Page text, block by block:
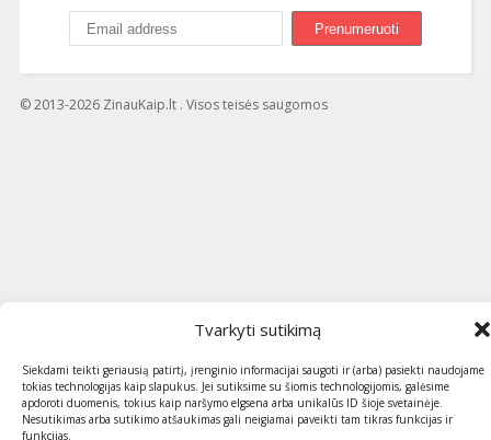
Tvarkyti sutikimą
Siekdami teikti geriausią patirtį, įrenginio informacijai saugoti ir (arba) pasiekti naudojame
tokias technologijas kaip slapukus. Jei sutiksime su šiomis technologijomis, galėsime
apdoroti duomenis, tokius kaip naršymo elgsena arba unikalūs ID šioje svetainėje.
Nesutikimas arba sutikimo atšaukimas gali neigiamai paveikti tam tikras funkcijas ir
funkcijas.
© 2013-2026 ZinauKaip.lt . Visos teisės saugomos